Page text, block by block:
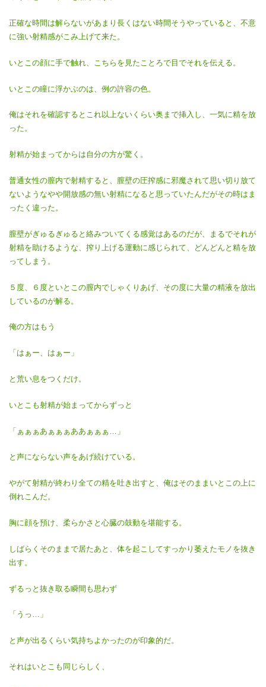
正確な時間は解らないがあまり長くはない時間そうやっていると、不意
に強い射精感がこみ上げて来た。
いとこの顔に手で触れ、こちらを見たことろで目でそれを伝える。
いとこの瞳に浮かぶのは、例の許容の色。
俺はそれを確認するとこれ以上ないくらい奥まで挿入し、一気に精を放
った。
射精が始まってからは自分の方が驚く。
普通女性の膣内で射精すると、膣壁の圧搾感に邪魔されて思い切り放て
ないようなやや開放感の無い射精になると思っていたんだがその時はま
ったく違った。
膣壁がぎゅるぎゅると絡みついてくる感覚はあるのだが、まるでそれが
射精を助けるような、搾り上げる運動に感じられて、どんどんと精を放
ってしまう。
５度、６度といとこの膣内でしゃくりあげ、その度に大量の精液を放出
しているのが解る。
俺の方はもう
「はぁー、はぁー」
と荒い息をつくだけ。
いとこも射精が始まってからずっと
「ぁぁぁあぁぁぁああぁぁぁ…」
と声にならない声をあげ続けている。
やがて射精が終わり全ての精を吐き出すと、俺はそのままいとこの上に
倒れこんだ。
胸に顔を預け、柔らかさと心臓の鼓動を堪能する。
しばらくそのままで居たあと、体を起こしてすっかり萎えたモノを抜き
出す。
ずるっと抜き取る瞬間も思わず
「うっ…」
と声が出るくらい気持ちよかったのが印象的だ。
それはいとこも同じらしく、